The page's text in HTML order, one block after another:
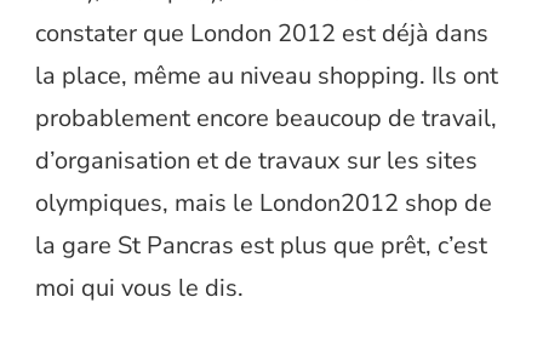
constater que London 2012 est déjà dans
la place, même au niveau shopping. Ils ont
probablement encore beaucoup de travail,
d’organisation et de travaux sur les sites
olympiques, mais le London2012 shop de
la gare St Pancras est plus que prêt, c’est
moi qui vous le dis.